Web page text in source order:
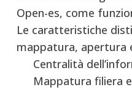
Open-es, come
Le caratteristiche
mappatura, apertura
Centralità
Mappatura filiera